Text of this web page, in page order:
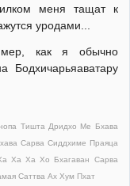
меня тащат к
уродами...
как я обычно
Бодхичарьяаватару
Тишта Дридхо Ме Бхава
Сарва Сиддхиме Праяца
Ха Ха Хо Бхагаван Сарва
Саттва Ах Хум Пхат